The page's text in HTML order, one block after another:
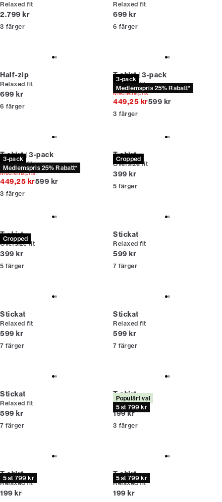
Relaxed fit
Nuvarande pris
2.799 kr
3 färger
Relaxed fit
Nuvarande pris
699 kr
6 färger
Half-zip
Relaxed fit
Nuvarande pris
699 kr
6 färger
3-pack
Medlemspris 25% Rabatt*
T-shirt | 3-pack
Relaxed fit
Medlemspris*
449,25 krOriginalpris
599 kr
3 färger
3-pack
Medlemspris 25% Rabatt*
T-shirt | 3-pack
Relaxed fit
Medlemspris*
449,25 krOriginalpris
599 kr
3 färger
Cropped
T-shirt
Oversize fit
Nuvarande pris
399 kr
5 färger
Cropped
T-shirt
Oversize fit
Nuvarande pris
399 kr
5 färger
Stickat
Relaxed fit
Nuvarande pris
599 kr
7 färger
Stickat
Relaxed fit
Nuvarande pris
599 kr
7 färger
Stickat
Relaxed fit
Nuvarande pris
599 kr
7 färger
Stickat
Relaxed fit
Nuvarande pris
599 kr
7 färger
Populärt val
5 st 799 kr
T-shirt
Relaxed fit
Nuvarande pris
199 kr
3 färger
5 st 799 kr
T-shirt
Relaxed fit
Nuvarande pris
199 kr
5 st 799 kr
T-shirt
Relaxed fit
Nuvarande pris
199 kr